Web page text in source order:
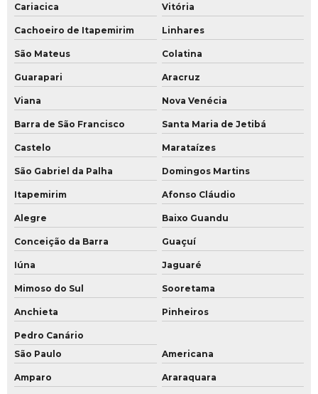
Segurança patrimonial em condomínios
Segurança patrimonial e privada
Segurança patrimonial são paulo
Segurança patrimonial sp
Segurança patrimonial valor
Segurança patrimonial
Serviço de gestão de departamento de segurança
Serviço de gestão de proteção executiva
Serviço de outsourcing de segurança corporativa
Serviço de outsourcing de segurança executiva
Serviço de outsourcing de segurança privada
Serviço de outsourcing de segurança
Treinamento de portaria
Cariacica Vitória
Cachoeiro de Itapemirim Linhares
São Mateus Colatina
Guarapari Aracruz
Viana Nova Venécia
Barra de São Francisco Santa Maria de Jetibá
Castelo Marataízes
São Gabriel da Palha Domingos Martins
Itapemirim Afonso Cláudio
Alegre Baixo Guandu
Conceição da Barra Guaçuí
Iúna Jaguaré
Mimoso do Sul Sooretama
Anchieta Pinheiros
Pedro Canário
São Paulo
Americana
Amparo Araraquara